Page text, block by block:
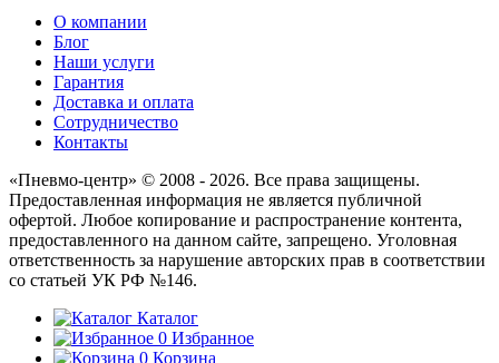
О компании
Блог
Наши услуги
Гарантия
Доставка и оплата
Сотрудничество
Контакты
«Пневмо-центр» © 2008 - 2026. Все права защищены.
Предоставленная информация не является публичной
офертой. Любое копирование и распространение контента,
предоставленного на данном сайте, запрещено. Уголовная
ответственность за нарушение авторских прав в соответствии
со статьей УК РФ №146.
Каталог
0 Избранное
0 Корзина